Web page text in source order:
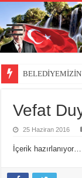
Vefat
25 Haziran 2016
İçerik hazırlanıyor…